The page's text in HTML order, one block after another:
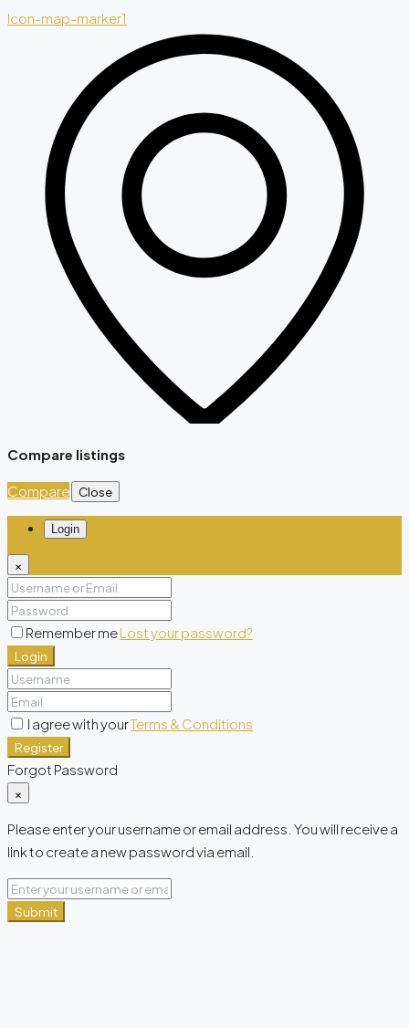
Icon-map-marker1
Compare listings
Compare Close
Login
×
Remember meLost your password?
Login
I agree with yourTerms & Conditions
Register
Forgot Password
×
Please enter your username or email address. You will receive a
link to create a new password via email.
Submit